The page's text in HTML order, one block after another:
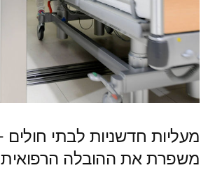
משפרת את ההובלה הרפואית